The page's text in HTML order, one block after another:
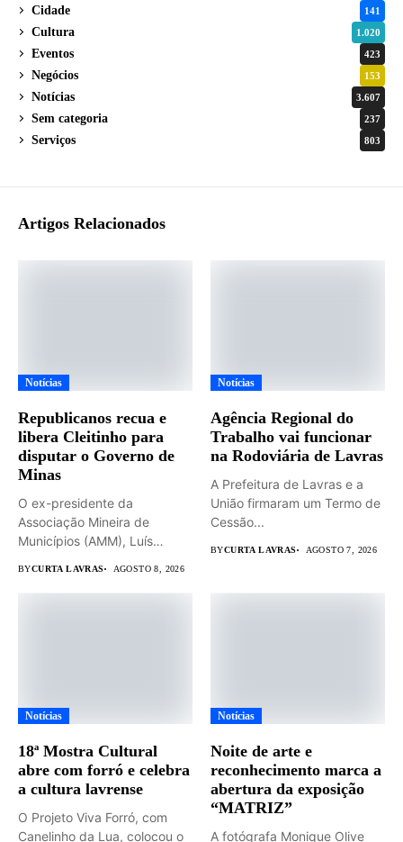
Cidade 141
Cultura 1.020
Eventos 423
Negócios 153
Notícias 3.607
Sem categoria 237
Serviços 803
Artigos Relacionados
Notícias
Republicanos recua e
libera Cleitinho para
disputar o Governo de
Minas
O ex-presidente da
Associação Mineira de
Municípios (AMM), Luís
BYCURTA LAVRAS AGOSTO 8, 2026
Notícias
Agência Regional do
Trabalho vai funcionar
na Rodoviária de Lavras
A Prefeitura de Lavras e a
União firmaram um Termo de
Cessão...
BYCURTA LAVRAS AGOSTO 7, 2026
Notícias
18ª Mostra Cultural
abre com forró e celebra
a cultura lavrense
O Projeto Viva Forró, com
Canelinho da Lua, colocou o
Notícias
Noite de arte e
reconhecimento marca a
abertura da exposição
“MATRIZ”
A fotógrafa Monique Olive